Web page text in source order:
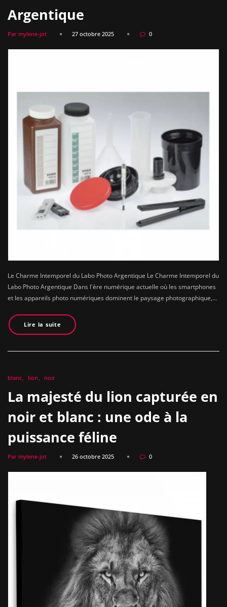
Argentique
Par mylene-jot 27 octobre 2025 0
Le Charme Intemporel du Labo Photo Argentique Le Charme Intemporel du
Labo Photo Argentique Dans l'ère numérique actuelle où les smartphones
et les appareils photo numériques dominent le paysage photographique,…
Lire la suite
blanc lion noir
La majesté du lion capturée en
noir et blanc : une ode à la
puissance féline
Par mylene-jot 26 octobre 2025 0